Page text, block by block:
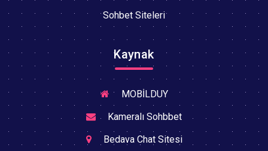
Sohbet Siteleri
Kaynak
MOBİLDUY
Kameralı Sohbbet
Bedava Chat Sitesi